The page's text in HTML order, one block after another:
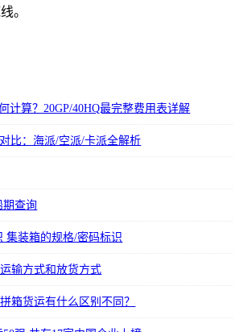
。
计算？20GP/40HQ最完整费用表详解
比：海派/空派/卡派全解析
期查询
集装箱的规格/密码标识
输方式和放货方式
箱货运有什么区别不同？